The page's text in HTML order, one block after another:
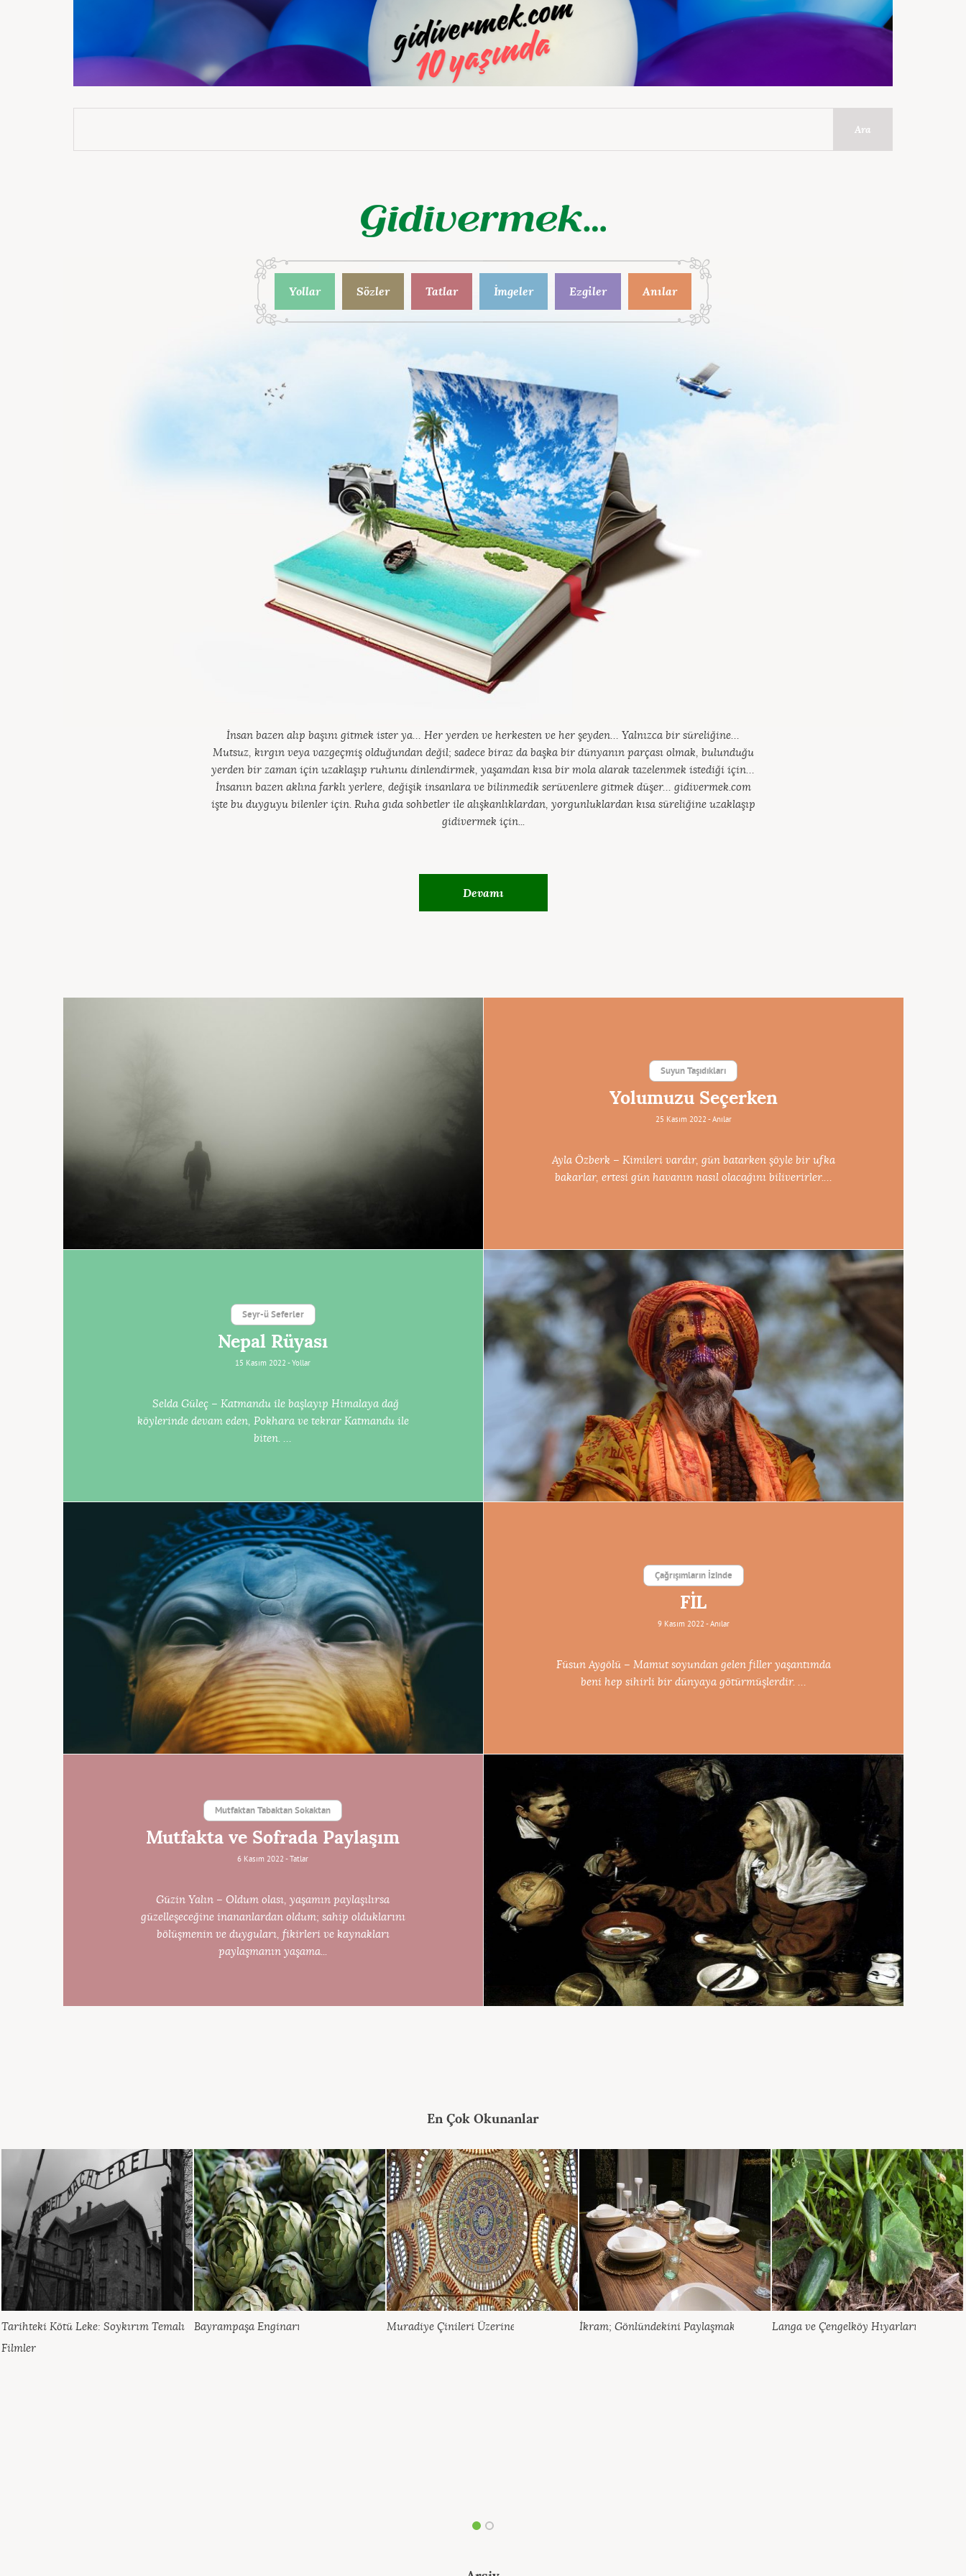
Ara
Yollar Sözler Tatlar İmgeler Ezgiler Anılar
İnsan bazen alıp başını gitmek ister ya… Her yerden ve herkesten ve her şeyden… Yalnızca bir süreliğine…
Mutsuz, kırgın veya vazgeçmiş olduğundan değil; sadece biraz da başka bir dünyanın parçası olmak, bulunduğu
yerden bir zaman için uzaklaşıp ruhunu dinlendirmek, yaşamdan kısa bir mola alarak tazelenmek istediği için…
İnsanın bazen aklına farklı yerlere, değişik insanlara ve bilinmedik serüvenlere gitmek düşer… gidivermek.com
işte bu duyguyu bilenler için. Ruha gıda sohbetler ile alışkanlıklardan, yorgunluklardan kısa süreliğine uzaklaşıp
gidivermek için...
Devamı
Suyun Taşıdıkları
Yolumuzu Seçerken
25 Kasım 2022 -Anılar
Ayla Özberk – Kimileri vardır, gün batarken şöyle bir ufka
bakarlar, ertesi gün havanın nasıl olacağını biliverirler.…
Seyr-ü Seferler
Nepal Rüyası
15 Kasım 2022 -Yollar
Selda Güleç – Katmandu ile başlayıp Himalaya dağ
köylerinde devam eden, Pokhara ve tekrar Katmandu ile
biten. …
Çağrışımların İzinde
FİL
9 Kasım 2022 -Anılar
Füsun Aygölü – Mamut soyundan gelen filler yaşantımda
beni hep sihirli bir dünyaya götürmüşlerdir. …
Mutfaktan Tabaktan Sokaktan
Mutfakta ve Sofrada Paylaşım
6 Kasım 2022 -Tatlar
Güzin Yalın – Oldum olası, yaşamın paylaşılırsa
güzelleşeceğine inananlardan oldum; sahip olduklarını
bölüşmenin ve duyguları, fikirleri ve kaynakları
paylaşmanın yaşama...
En Çok Okunanlar
Tarihteki Kötü Leke: Soykırım Temalı
Filmler
Bayrampaşa Enginarı Muradiye Çinileri Üzerine İkram; Gönlündekini Paylaşmak Langa ve Çengelköy Hıyarları